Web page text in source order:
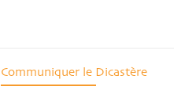
Communiquer le Dicastère